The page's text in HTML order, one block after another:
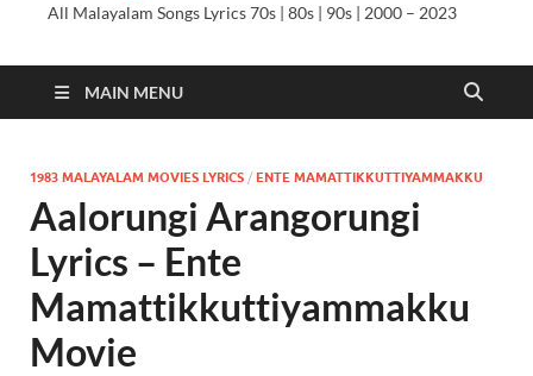
All Malayalam Songs Lyrics 70s | 80s | 90s | 2000 – 2023
MAIN MENU
1983 MALAYALAM MOVIES LYRICS / ENTE MAMATTIKKUTTIYAMMAKKU
Aalorungi Arangorungi
Lyrics – Ente
Mamattikkuttiyammakku
Movie